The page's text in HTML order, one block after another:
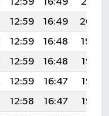
12:59 16:49
20:01
12:59 16:49
20:00
12:59 16:48
19:59
12:59 16:48
19:57
12:59 16:47
19:56
12:58 16:47
19:55